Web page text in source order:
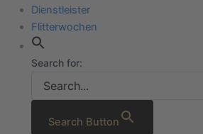
Dienstleister
Flitterwochen
Search for:
Search Button